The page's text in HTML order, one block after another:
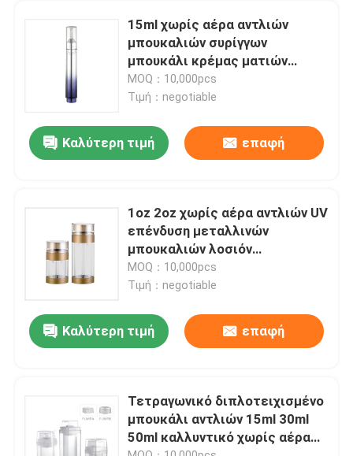
Προϊόντα
Σχετικά με εμάς
Γύρος εργοστασίων
επαφή
Ζητήστε ένα απόσπασμα
Καλλυντικό χωρίς αέρα μπουκάλι
καλλυντικό μπουκάλι λοσιόν
Καλλυντικό βάζο κρέμας
15ml χωρίς αέρα αντλιών
μπουκαλιών συρίγγων
μπουκάλι κρέμας ματιών
μπουκαλιών διπλοτειχισμένο
MOQ：10,000pcs
Τιμή：negotiable
Καλύτερη τιμή επαφή
1oz 2oz χωρίς αέρα αντλιών UV
επένδυση μεταλλινών
μπουκαλιών λοσιόν
μπουκαλιών μαζική κενή
MOQ：10,000pcs
Τιμή：negotiable
Καλύτερη τιμή επαφή
Τετραγωνικό διπλοτειχισμένο
μπουκάλι αντλιών 15ml 30ml
50ml καλλυντικό χωρίς αέρα